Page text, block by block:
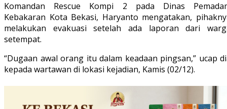
Komandan Rescue Kompi 2 pada Dinas
Kebakaran Kota Bekasi, Haryanto mengatakan,
melakukan evakuasi setelah ada laporan dari
setempat.
“Dugaan awal orang itu dalam keadaan pingsan,” ucap
kepada wartawan di lokasi kejadian, Kamis (02/12).